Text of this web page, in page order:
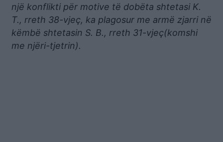
një konflikti për motive të dobëta shtetasi K.
T., rreth 38-vjeç, ka plagosur me armë zjarri në
këmbë shtetasin S. B., rreth 31-vjeç(komshi
me njëri-tjetrin).